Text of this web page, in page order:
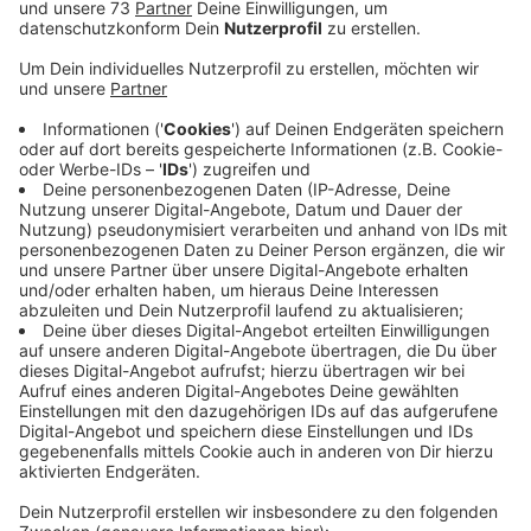
Veröffentlicht:Mittwoch, 07.08.2024 14:31
Anzeige
13 LehrerInnen haben geklagt
Anzeige
13 haben dagegen geklagt, die meisten per Eilantrag.
Nun hat das Verwaltungsgericht Münster zwei
Eilanträgen stattgegeben und die Abordnung von einer
Grundschul-Lehrerin aus Münster und einem
Gymnasial-Lehrer aus dem Kreis Coesfeld
gestoppt. Die Richter kritisieren das Verfahren, mit
dem die Lehrer für die Abordnung ausgewählt
wurden. Laut Urteil fehlten beim Auswahlverfahren